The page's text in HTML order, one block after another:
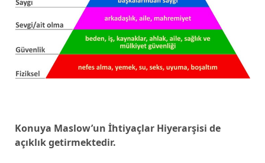
Konuya Maslow’un İhtiyaçlar Hiyerarşisi de
açıklık getirmektedir.